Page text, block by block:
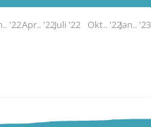
'22Apr.. '22Juli '22 Okt.. '22Jan.. '23